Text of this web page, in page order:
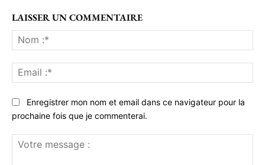
LAISSER UN COMMENTAIRE
:*
:*
Enregistrer mon nom et email dans ce navigateur pour la
prochaine fois que je commenterai.